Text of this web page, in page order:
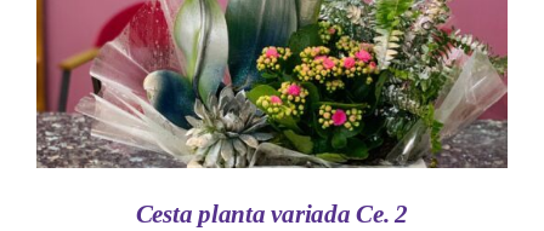
Cesta planta variada Ce. 2